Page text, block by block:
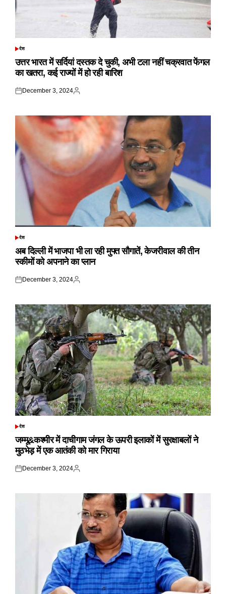
POSTED
देश
उत्तर भारत में सर्दियां दस्तक दे चुकी, अभी टला नहीं चक्रवात फेंगल
का खतरा, कई राज्यों में हो रही बारिश
Posted
December 3, 2024
Posted
POSTED
देश
अब दिल्ली में भाजपा भी ला रही मुफ्त सौगातें, केजरीवाल की तीन
स्कीमों को अपनाने का प्लान
Posted
December 3, 2024
Posted
POSTED
देश
जम्मू&कश्मीर में दाचीगाम जंगल के ऊपरी इलाकों में सुरक्षाबलों ने
मुठभेड़ में एक आतंकी को मार गिराया
Posted
December 3, 2024
Posted